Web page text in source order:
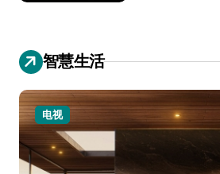
智慧生活
小家电